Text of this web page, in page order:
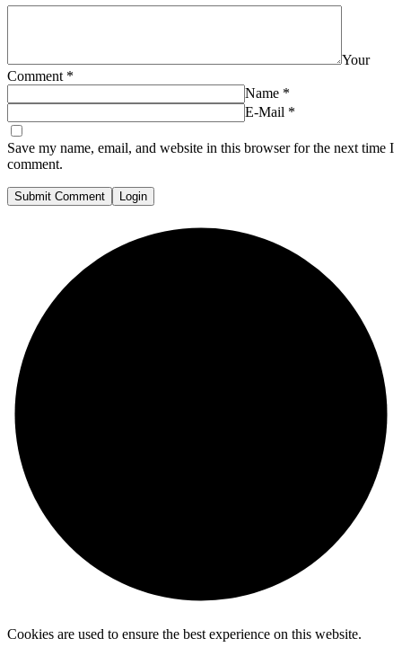
Your
Comment *
Name *
E-Mail *
Save my name, email, and website in this browser for the next time I
comment.
Submit Comment Login
Cookies are used to ensure the best experience on this website.